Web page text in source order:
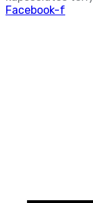
Facebook-f